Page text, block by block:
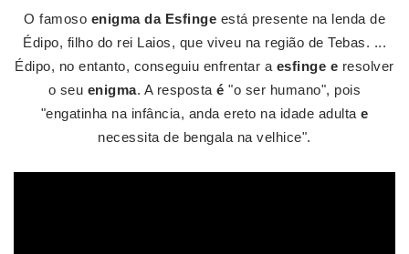
O famoso enigma da Esfinge está presente na lenda de
Édipo, filho do rei Laios, que viveu na região de Tebas. ...
Édipo, no entanto, conseguiu enfrentar a esfinge e resolver
o seu enigma. A respostaé "o ser humano", pois
"engatinha na infância, anda ereto na idade adulta e
necessita de bengala na velhice".